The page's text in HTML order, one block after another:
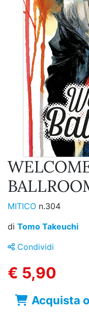
MITICO n.304
di Tomo Takeuchi
Condividi
€ 5,90
Acquista